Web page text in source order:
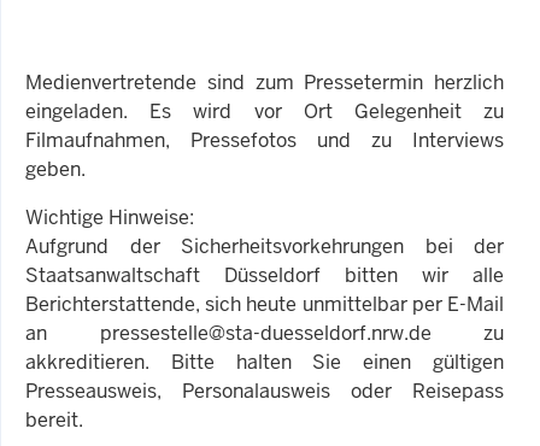
Medienvertretende sind zum Pressetermin herzlich
eingeladen. Es wird vor Ort Gelegenheit zu
Filmaufnahmen, Pressefotos und zu Interviews
geben.
Wichtige Hinweise:
Aufgrund der Sicherheitsvorkehrungen bei der
Staatsanwaltschaft Düsseldorf bitten wir alle
Berichterstattende, sich heute unmittelbar per E-Mail
an pressestelle@sta-duesseldorf.nrw.de zu
akkreditieren. Bitte halten Sie einen gültigen
Presseausweis, Personalausweis oder Reisepass
bereit.